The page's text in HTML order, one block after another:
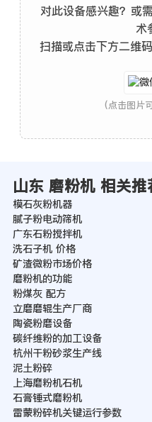
对此设备感兴趣？或
术
扫描或点击下方二维
(点击图片
山东 磨粉机 相关推
模石灰粉机器
腻子粉电动筛机
广东石粉搅拌机
洗石子机 价格
矿渣微粉市场价格
磨粉机的功能
粉煤灰 配方
立磨磨辊生产厂商
陶瓷粉磨设备
碳纤维粉的加工设备
杭州干粉砂浆生产线
泥土粉碎
上海磨粉机石机
石膏锤式磨粉机
雷蒙粉碎机关键运行参数